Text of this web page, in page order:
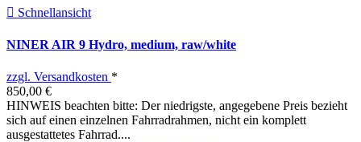
 Schnellansicht
NINER AIR 9 Hydro, medium, raw/white
zzgl. Versandkosten *
850,00 €
HINWEIS beachten bitte: Der niedrigste, angegebene Preis bezieht
sich auf einen einzelnen Fahrradrahmen, nicht ein komplett
ausgestattetes Fahrrad....